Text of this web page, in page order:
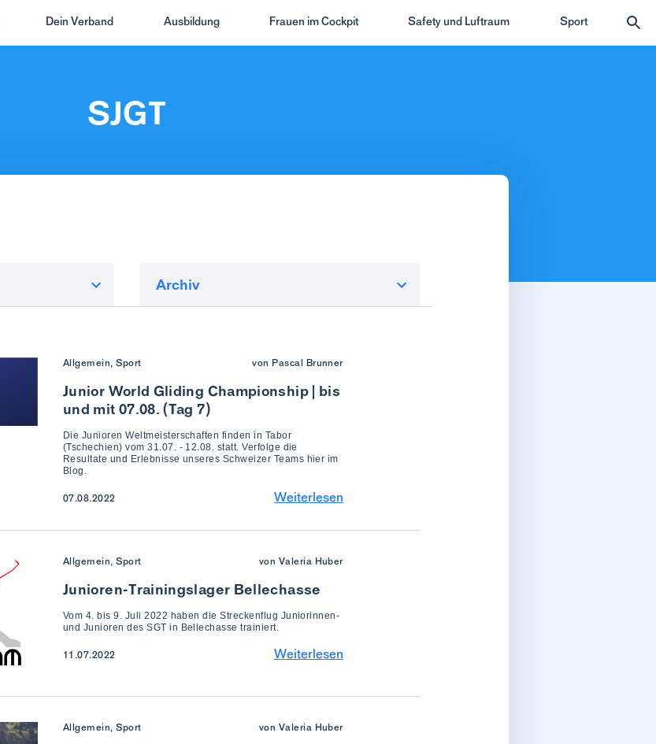
Dein Verband Ausbildung Frauen im Cockpit Safety und Luftraum Sport
SJGT
Archiv
Allgemein, Sport von Pascal Brunner
Junior World Gliding Championship | bis
und mit 07.08. (Tag 7)
Die Junioren Weltmeisterschaften finden in Tabor
(Tschechien) vom 31.07. - 12.08. statt. Verfolge die
Resultate und Erlebnisse unseres Schweizer Teams hier im
Blog.
07.08.2022 Weiterlesen
Allgemein, Sport von Valeria Huber
Junioren-Trainingslager Bellechasse
Vom 4. bis 9. Juli 2022 haben die Streckenflug Juniorinnen-
und Junioren des SGT in Bellechasse trainiert.
11.07.2022 Weiterlesen
Allgemein, Sport von Valeria Huber